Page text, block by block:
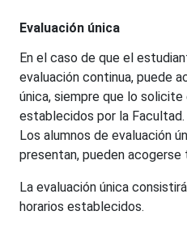
Evaluación única
En el caso de que el
evaluación continua, puede
única, siempre que lo
establecidos por la Facultad.
Los alumnos de evaluación
presentan, pueden acogerse
La evaluación única
horarios establecidos.